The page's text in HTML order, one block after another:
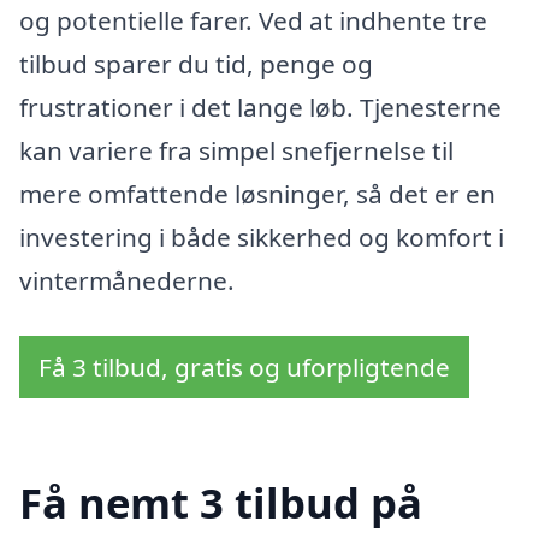
og potentielle farer. Ved at indhente tre
tilbud sparer du tid, penge og
frustrationer i det lange løb. Tjenesterne
kan variere fra simpel snefjernelse til
mere omfattende løsninger, så det er en
investering i både sikkerhed og komfort i
vintermånederne.
Få 3 tilbud, gratis og uforpligtende
Få nemt 3 tilbud på